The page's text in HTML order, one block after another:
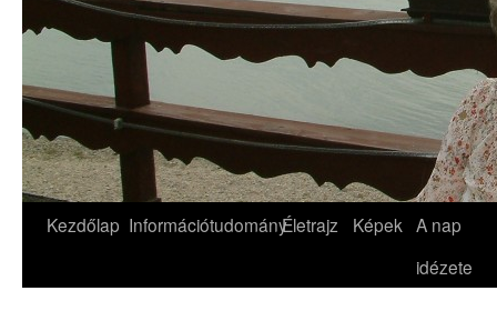
Kezdőlap InformációtudományÉletrajz Képek A nap
idézete